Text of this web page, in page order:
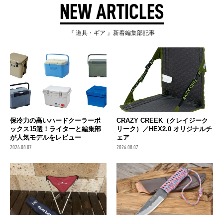
NEW ARTICLES
『 道具・ギア 』新着編集部記事
保冷力の高いハードクーラーボ
ックス15選！ライターと編集部
が人気モデルをレビュー
2026.08.07
CRAZY CREEK（クレイジーク
リーク）／HEX2.0 オリジナルチ
ェア
2026.08.07